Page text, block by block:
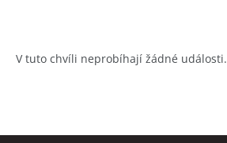
V tuto chvíli neprobíhají žádné události.